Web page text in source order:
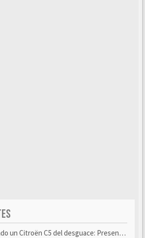
Citroën C5 del desguace: Presentación y seguimiento